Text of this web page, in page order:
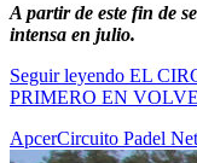
A partir de este fin de
intensa en julio.
Seguir leyendo EL
PRIMERO EN
ApcerCircuito Padel Net